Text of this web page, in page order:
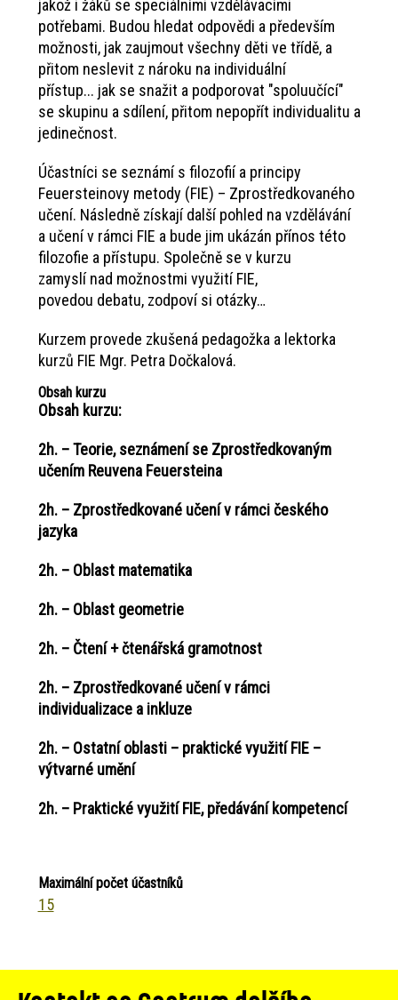
jakož i žáků se speciálními vzdělávacími
potřebami. Budou hledat odpovědi a především
možnosti, jak zaujmout všechny děti ve třídě, a
přitom neslevit z nároku na individuální
přístup... jak se snažit a podporovat "spoluučící"
se skupinu a sdílení, přitom nepopřít individualitu a
jedinečnost.
Účastníci se seznámí s filozofií a principy
Feuersteinovy metody (FIE) – Zprostředkovaného
učení. Následně získají další pohled na vzdělávání
a učení v rámci FIE a bude jim ukázán přínos této
filozofie a přístupu. Společně se v kurzu
zamyslí nad možnostmi využití FIE,
povedou debatu, zodpoví si otázky…
Kurzem provede zkušená pedagožka a lektorka
kurzů FIE Mgr. Petra Dočkalová.
Obsah kurzu
Obsah kurzu:
2h. – Teorie, seznámení se Zprostředkovaným
učením Reuvena Feuersteina
2h. – Zprostředkované učení v rámci českého
jazyka
2h. – Oblast matematika
2h. – Oblast geometrie
2h. – Čtení + čtenářská gramotnost
2h. – Zprostředkované učení v rámci
individualizace a inkluze
2h. – Ostatní oblasti – praktické využití FIE –
výtvarné umění
2h. – Praktické využití FIE, předávání kompetencí
Maximální počet účastníků
15